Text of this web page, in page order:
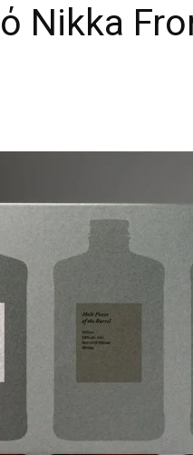
Nikka